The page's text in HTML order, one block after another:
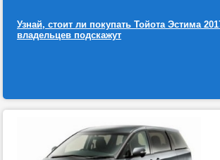
Узнай, стоит ли покупать Тойота Эстима
владельцев подскажут